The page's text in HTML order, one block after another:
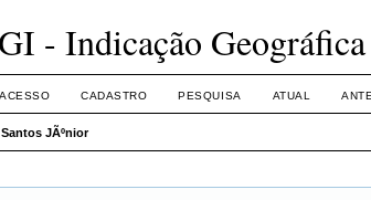
- Indicação
ACESSO CADASTRO PESQUISA ATUAL
Santos JÃºnior